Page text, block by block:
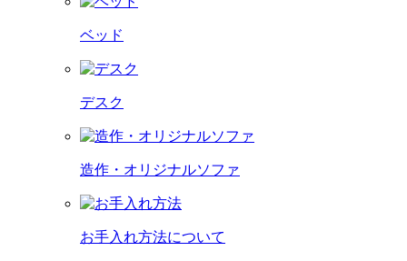
ベッド
デスク
造作・オリジナルソファ
お手入れ方法について